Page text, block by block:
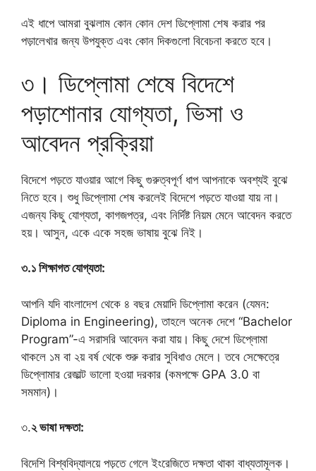
এই ধাপে আমরা বুঝলাম কোন কোন দেশ ডিপ্লোমা শেষ করার পর
পড়ালেখার জন্য উপযুক্ত এবং কোন দিকগুলো বিবেচনা করতে হবে।
৩। ডিপ্লোমা শেষে বিদেশে
পড়াশোনার যোগ্যতা, ভিসা ও
আবেদন প্রক্রিয়া
বিদেশে পড়তে যাওয়ার আগে কিছু গুরুত্বপূর্ণ ধাপ আপনাকে অবশ্যই বুঝে
নিতে হবে। শুধু ডিপ্লোমা শেষ করলেই বিদেশে পড়তে যাওয়া যায় না।
এজন্য কিছু যোগ্যতা, কাগজপত্র, এবং নির্দিষ্ট নিয়ম মেনে আবেদন করতে
হয়। আসুন, একে একে সহজ ভাষায় বুঝে নিই।
৩.১ শিক্ষাগত যোগ্যতা:
আপনি যদি বাংলাদেশ থেকে ৪ বছর মেয়াদি ডিপ্লোমা করেন (যেমন:
Diploma in Engineering), তাহলে অনেক দেশে “Bachelor
Program”-এ সরাসরি আবেদন করা যায়। কিছু দেশে ডিপ্লোমা
থাকলে ১ম বা ২য় বর্ষ থেকে শুরু করার সুবিধাও মেলে। তবে সেক্ষেত্রে
ডিপ্লোমার রেজাল্ট ভালো হওয়া দরকার (কমপক্ষে GPA 3.0 বা
সমমান)।
৩.২ ভাষা দক্ষতা:
বিদেশি বিশ্ববিদ্যালয়ে পড়তে গেলে ইংরেজিতে দক্ষতা থাকা বাধ্যতামূলক।